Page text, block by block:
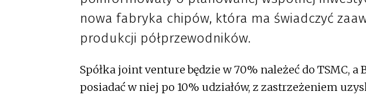
nowa fabryka chipów, która ma świadczyć
produkcji półprzewodników.
Spółka joint venture będzie w 70% należeć do TSMC, a
posiadać w niej po 10% udziałów, z zastrzeżeniem